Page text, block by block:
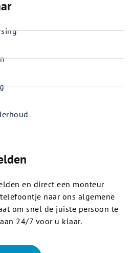
en direct een monteur
naar ons algemene
om snel de juiste persoon te
24/7 voor u klaar.